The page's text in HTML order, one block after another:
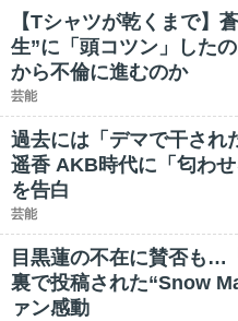
【Tシャツが乾くまで】
生”に「頭コツン」した
から不倫に進むのか
芸能
過去には「デマで干さ
遥香 AKB時代に「匂わ
を告白
芸能
目黒蓮の不在に賛否も…
裏で投稿された“Snow
ァン感動